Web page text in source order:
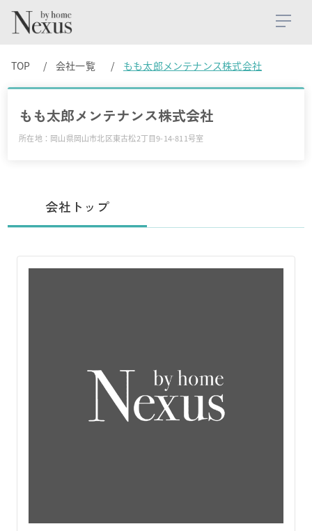
TOP 会社一覧 もも太郎メンテナンス株式会社
もも太郎メンテナンス株式会社
所在地：岡山県岡山市北区東古松2丁目9-14-811号室
会社トップ